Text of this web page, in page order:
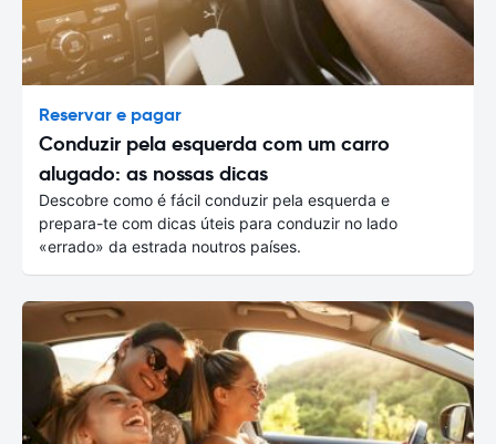
Reservar e pagar
Conduzir pela esquerda com um carro
alugado: as nossas dicas
Descobre como é fácil conduzir pela esquerda e
prepara-te com dicas úteis para conduzir no lado
«errado» da estrada noutros países.